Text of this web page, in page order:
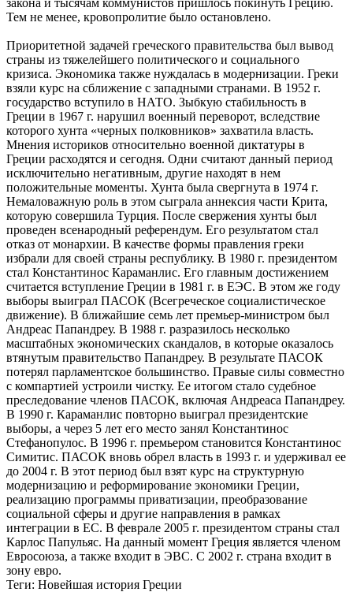
закона и тысячам коммунистов пришлось покинуть Грецию.
Тем не менее, кровопролитие было остановлено.
Приоритетной задачей греческого правительства был вывод
страны из тяжелейшего политического и социального
кризиса. Экономика также нуждалась в модернизации. Греки
взяли курс на сближение с западными странами. В 1952 г.
государство вступило в НАТО. Зыбкую стабильность в
Греции в 1967 г. нарушил военный переворот, вследствие
которого хунта «черных полковников» захватила власть.
Мнения историков относительно военной диктатуры в
Греции расходятся и сегодня. Одни считают данный период
исключительно негативным, другие находят в нем
положительные моменты. Хунта была свергнута в 1974 г.
Немаловажную роль в этом сыграла аннексия части Крита,
которую совершила Турция. После свержения хунты был
проведен всенародный референдум. Его результатом стал
отказ от монархии. В качестве формы правления греки
избрали для своей страны республику. В 1980 г. президентом
стал Константинос Караманлис. Его главным достижением
считается вступление Греции в 1981 г. в ЕЭС. В этом же году
выборы выиграл ПАСОК (Всегреческое социалистическое
движение). В ближайшие семь лет премьер-министром был
Андреас Папандреу. В 1988 г. разразилось несколько
масштабных экономических скандалов, в которые оказалось
втянутым правительство Папандреу. В результате ПАСОК
потерял парламентское большинство. Правые силы совместно
с компартией устроили чистку. Ее итогом стало судебное
преследование членов ПАСОК, включая Андреаса Папандреу.
В 1990 г. Караманлис повторно выиграл президентские
выборы, а через 5 лет его место занял Константинос
Стефанопулос. В 1996 г. премьером становится Константинос
Симитис. ПАСОК вновь обрел власть в 1993 г. и удерживал ее
до 2004 г. В этот период был взят курс на структурную
модернизацию и реформирование экономики Греции,
реализацию программы приватизации, преобразование
социальной сферы и другие направления в рамках
интеграции в ЕС. В феврале 2005 г. президентом страны стал
Карлос Папульяс. На данный момент Греция является членом
Евросоюза, а также входит в ЭВС. С 2002 г. страна входит в
зону евро.
Теги: Новейшая история Греции